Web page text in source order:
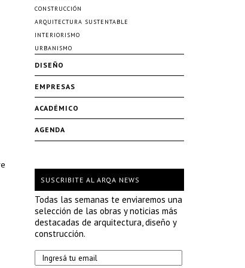
CONSTRUCCIÓN
ARQUITECTURA SUSTENTABLE
INTERIORISMO
URBANISMO
DISEÑO
EMPRESAS
ACADÉMICO
AGENDA
SUSCRIBITE AL ARQA NEWS
Todas las semanas te enviaremos una
selección de las obras y noticias más
destacadas de arquitectura, diseño y
construcción.